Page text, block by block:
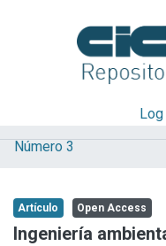
Log
Explorar
Aportar material
Número 3
Artículo Open Access
Ingeniería